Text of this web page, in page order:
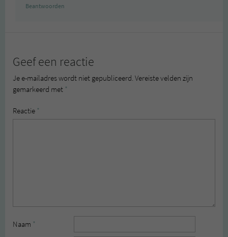
Beantwoorden
Geef een reactie
Je e-mailadres wordt niet gepubliceerd. Vereiste velden zijn
gemarkeerd met *
Reactie *
Naam *